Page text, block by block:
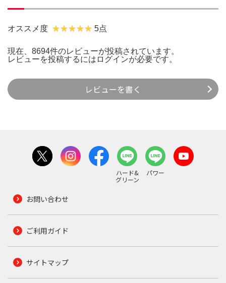
オススメ度 5点
現在、8694件のレビューが投稿されています。
レビューを投稿するには ログインが必要です。
レビューを書く
ハード&
グリーン
パワー
お問い合わせ
ご利用ガイド
サイトマップ